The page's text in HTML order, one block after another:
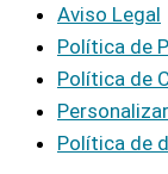
Aviso Legal
Política de
Política de
Política de